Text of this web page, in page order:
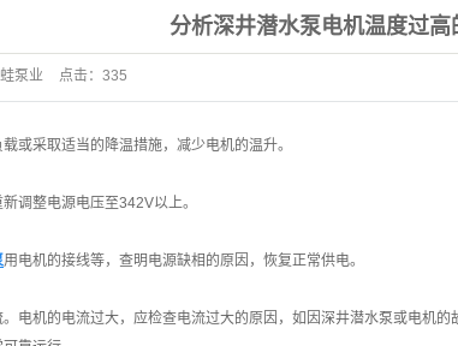
分析深井潜水泵电机温度过高
泵业 点击： 335
采取适当的降温措施，减少电机的温升。
整电源电压至342V以上。
用电机的接线等，查明电源缺相的原因，恢复正常供电。
机的电流过大，应检查电流过大的原因，如因深井潜水泵或电机的